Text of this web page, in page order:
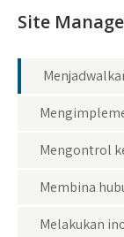
Site
Mengontrol
Membina
Melakukan